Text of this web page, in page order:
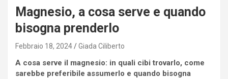
Magnesio, a cosa serve e quando
bisogna prenderlo
Febbraio 18, 2024 Giada Ciliberto
A cosa serve il magnesio: in quali cibi trovarlo, come
sarebbe preferibile assumerlo e quando bisogna